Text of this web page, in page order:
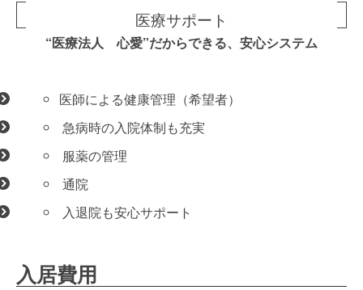
医療サポート
“医療法人 心愛”だからできる、安心システム
医師による健康管理（希望者）
急病時の入院体制も充実
服薬の管理
通院
入退院も安心サポート
入居費用